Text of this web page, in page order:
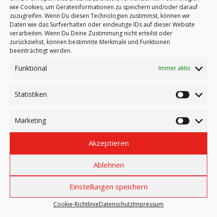
wie Cookies, um Geräteinformationen zu speichern und/oder darauf
zuzugreifen. Wenn Du diesen Technologien zustimmst, können wir
Daten wie das Surfverhalten oder eindeutige IDs auf dieser Website
verarbeiten. Wenn Du Deine Zustimmung nicht erteilst oder
zurückziehst, können bestimmte Merkmale und Funktionen
beeinträchtigt werden.
Funktional Immer aktiv
Statistiken
Marketing
Akzeptieren
Ablehnen
Einstellungen speichern
Cookie-RichtlinieDatenschutzImpressum
NEUIGKEITEN
TERMINE
ARBEITSDIENST
KONTAKT
Zeiteinteilung // Reitertag RuF Happens 2018
Starterliste // Reitertag RuF Happens 2018
TEILEN
REITERTAG IM RUF HEPPENS AM
REITERTAG 2018 // ERGEBNISSE